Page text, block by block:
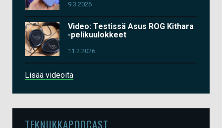
9.3.2026
Video: Testissä Asus ROG Kithara
-pelikuulokkeet
11.2.2026
Lisää videoita
TEKNIIKKAPODCAST